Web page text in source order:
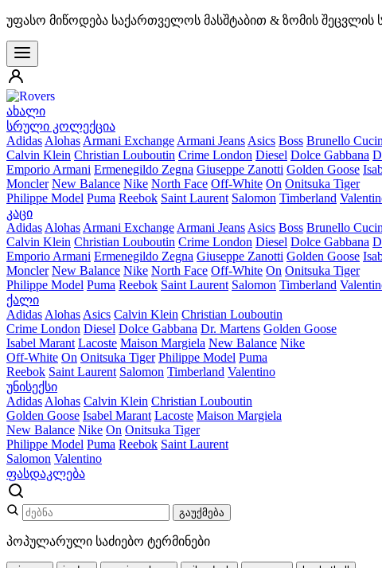
უფასო მიწოდება საქართველოს მასშტაბით & ზომის შეცვლის
ახალი
სრული კოლექცია
Adidas Alohas Armani Exchange Armani Jeans Asics Boss Brunello
Calvin Klein Christian Louboutin Crime London Diesel Dolce Gabbana
Emporio Armani Ermenegildo Zegna Giuseppe Zanotti Golden Goose
Moncler New Balance Nike North Face Off-White On Onitsuka Tiger
Philippe Model Puma Reebok Saint Laurent Salomon Timberland
კაცი
Adidas Alohas Armani Exchange Armani Jeans Asics Boss Brunello
Calvin Klein Christian Louboutin Crime London Diesel Dolce Gabbana
Emporio Armani Ermenegildo Zegna Giuseppe Zanotti Golden Goose
Moncler New Balance Nike North Face Off-White On Onitsuka Tiger
Philippe Model Puma Reebok Saint Laurent Salomon Timberland
ქალი
Adidas Alohas Asics Calvin Klein Christian Louboutin
Crime London Diesel Dolce Gabbana Dr. Martens Golden Goose
Isabel Marant Lacoste Maison Margiela New Balance Nike
Off-White On Onitsuka Tiger Philippe Model Puma
Reebok Saint Laurent Salomon Timberland Valentino
უნისექსი
Adidas Alohas Calvin Klein Christian Louboutin
Golden Goose Isabel Marant Lacoste Maison Margiela
New Balance Nike On Onitsuka Tiger
Philippe Model Puma Reebok Saint Laurent
Salomon Valentino
ფასდაკლება
გაუქმება
პოპულარული საძიებო ტერმინები